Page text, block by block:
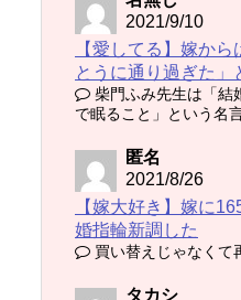
2021/9/10
【愛してる】嫁か
とうに通り過ぎた」
柴門ふみ先生は「結
で眠ること」という名
匿名
2021/8/26
【嫁大好き】嫁に
婚指輪新調した
買い替えじゃなくて
タカシ